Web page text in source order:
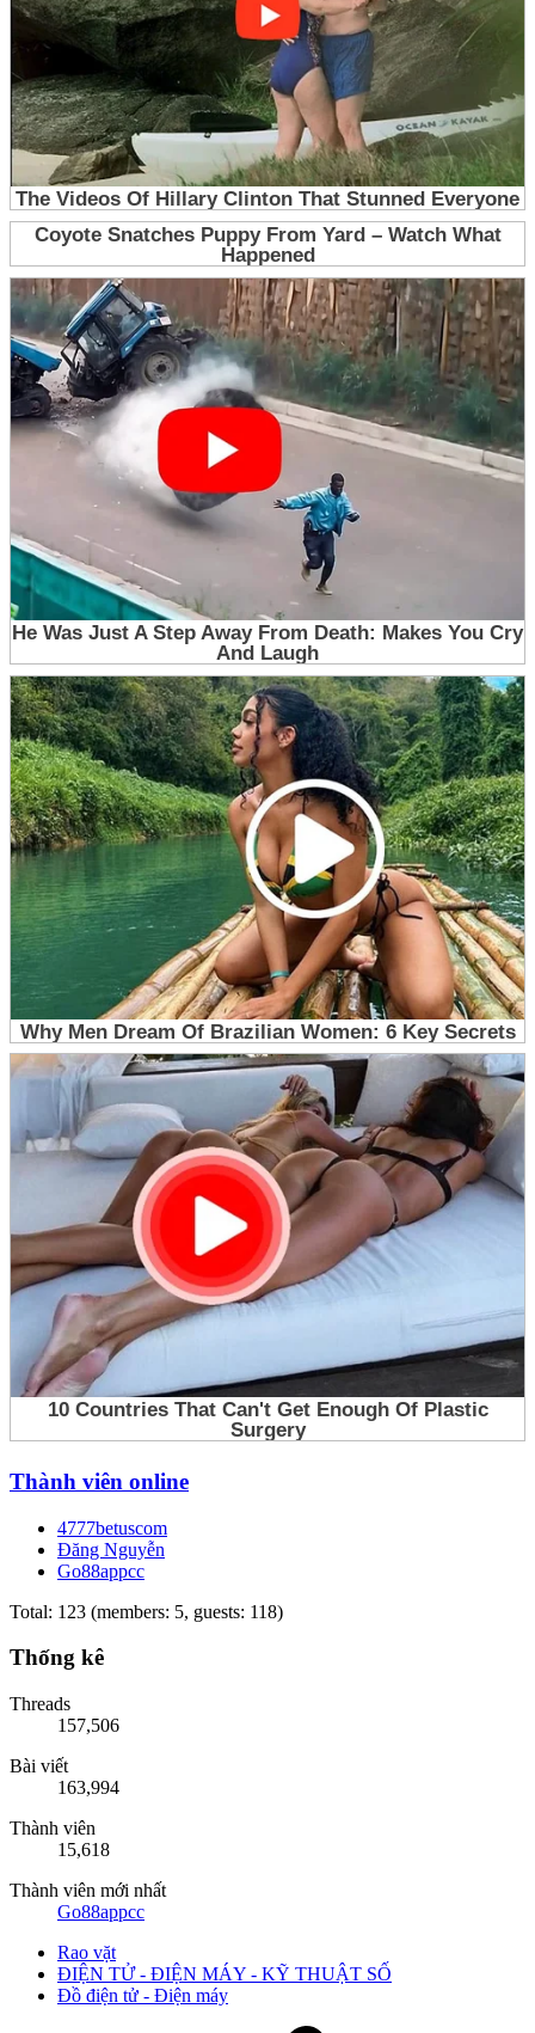
Thành viên online
4777betuscom
Đăng Nguyễn
Go88appcc
Total: 123 (members: 5, guests: 118)
Thống kê
Threads
157,506
Bài viết
163,994
Thành viên
15,618
Thành viên mới nhất
Go88appcc
Rao vặt
ĐIỆN TỬ - ĐIỆN MÁY - KỸ THUẬT SỐ
Đồ điện tử - Điện máy